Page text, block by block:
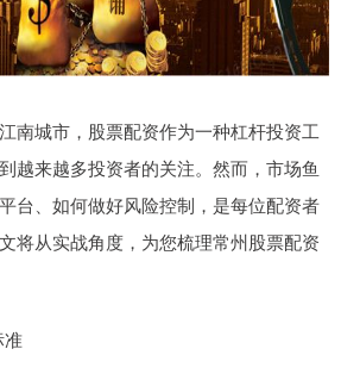
南城市，股票配资作为一种杠杆投资工
越来越多投资者的关注。然而，市场鱼
台、如何做好风险控制，是每位配资者
将从实战角度，为您梳理常州股票配资
准